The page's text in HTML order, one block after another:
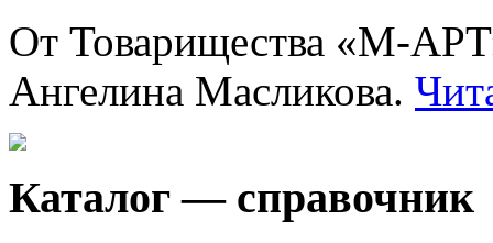
От Товарищества «М-
Ангелина Масликова.
Каталог — справочник